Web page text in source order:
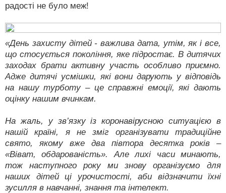
радості не було меж!
«День захисту дітей - важлива дата, утім, як і все,
що стосується покоління, яке підростає. В дитячих
заходах брати активну участь особливо приємно.
Адже дитячі усмішки, які вони дарують у відповідь
на нашу турботу – це справжні емоції, які дають
оцінку нашим вчинкам.
На жаль, у зв’язку із коронавірусною ситуацією в
нашій країні, я не зміг організувати традиційне
свято, якому вже два півтора десятка років –
«Віват, обдарованість». Але лихі часи минають,
тож наступного року ми знову організуємо для
наших дітей ці урочистості, аби відзначити їхні
зусилля в навчанні, знання та інтелект.